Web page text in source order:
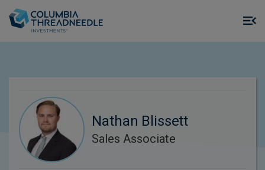
Nathan Blissett
Sales Associate